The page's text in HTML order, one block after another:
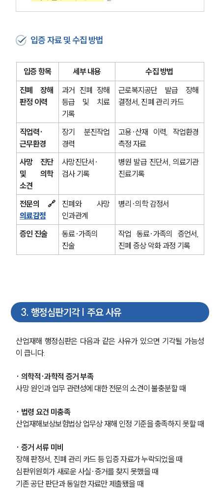
입증 자료 및 수집 방법
입증 항목 세부 내용
수집 방법
진폐 장해
판정 이력
과거 진폐 장해
등급 및 치료
기록
근로복지공단 발급 장해
결정서, 진폐 관리 카드
직업력·
근무환경
장기 분진작업
경력
고용·산재 이력, 작업환경
측정 자료
사망 진단
및 의학
소견
사망진단서·
검사 기록
병원 발급 진단서, 의료기관
진료기록
전문의 🔗
의료감정
진폐와 사망
인과관계
병리·의학 감정서
증인 진술
동료·가족의
진술
작업 동료·가족의 증언서,
진폐 증상 악화 과정 기록
3. 행정심판기각 | 주요 사유
산업재해 행정심판은 다음과 같은 사유가 있으면 기각될 가능성
이 큽니다.
· 의학적·과학적 증거 부족
사망 원인과 업무 관련성에 대한 전문의 소견이 불충분할 때
· 법령 요건 미충족
산업재해보상보험법상 업무상 재해 인정 기준을 충족하지 못할 때
· 증거 서류 미비
장해 판정서, 진폐 관리 카드 등 입증 자료가 누락되었을 때
심판위원회가 새로운 사실·증거를 찾지 못했을 때
기존 공단 판단과 동일한 자료만 제출됐을 때